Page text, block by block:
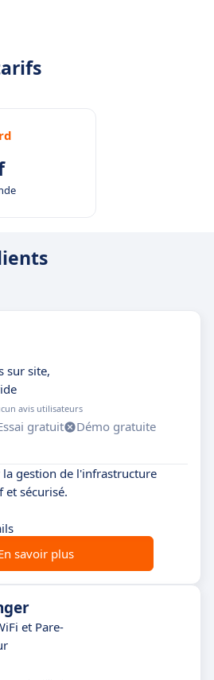
sur site,
avis utilisateurs
gratuit
Démo gratuite
gestion de l'infrastructure
sécurisé.
savoir plus
et Pare-